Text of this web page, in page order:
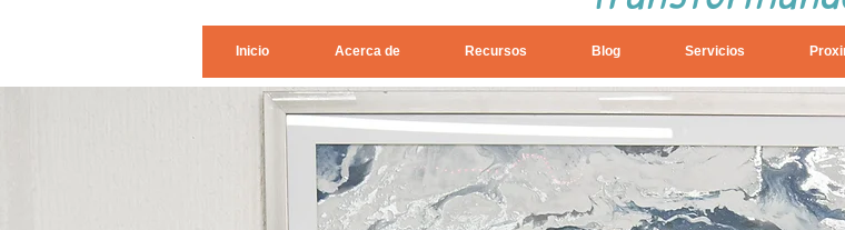
Inicio Acerca de Recursos Blog Servicios